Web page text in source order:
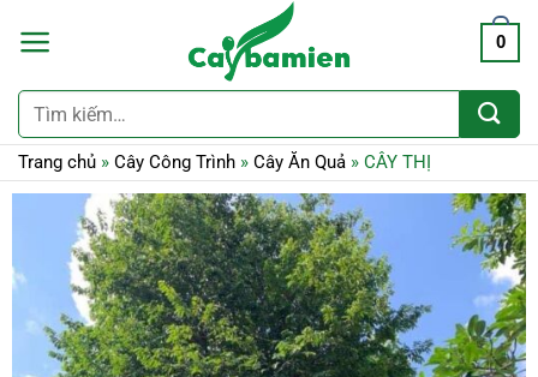
0
Tìm
kiếm:
Trang chủ » Cây Công Trình » Cây Ăn Quả » CÂY THỊ